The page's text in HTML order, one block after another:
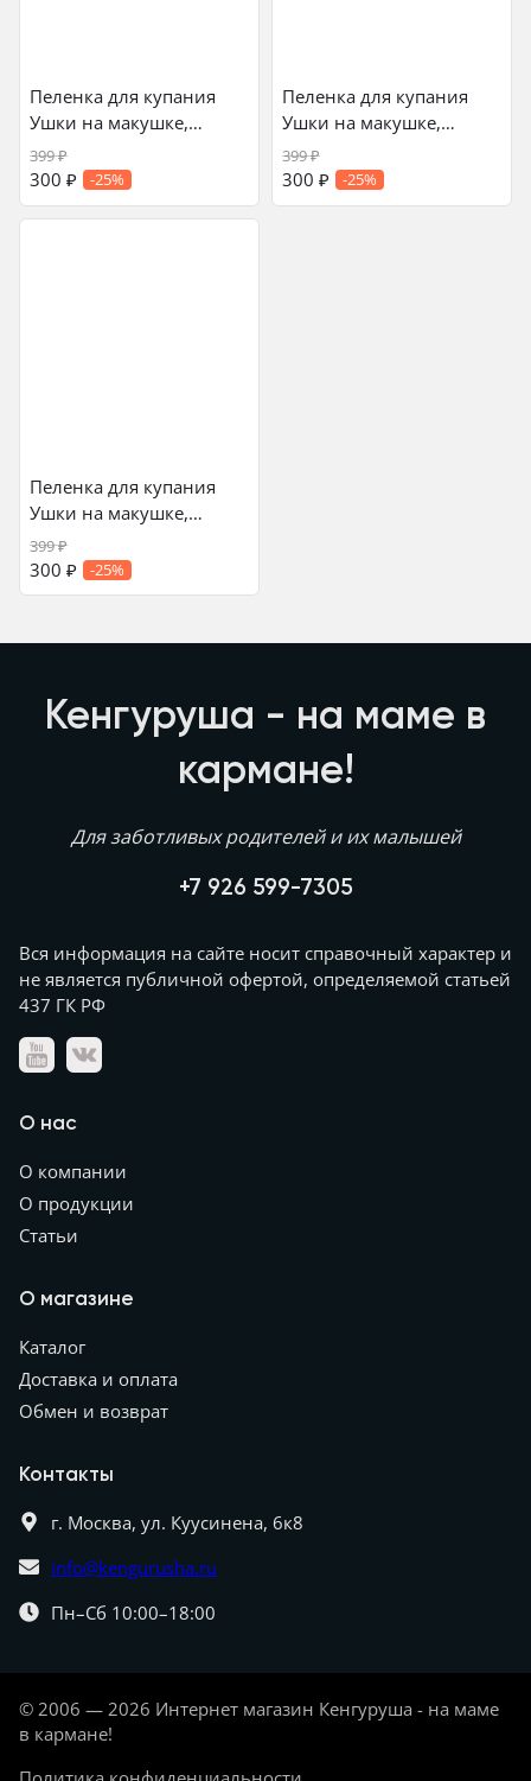
Пеленка для купания
Ушки на макушке,
пчелки на желтом
399₽
300 ₽ -25%
Пеленка для купания
Ушки на макушке,
слоники на голубом
399₽
300 ₽ -25%
Пеленка для купания
Ушки на макушке,
слоники на эркю
399₽
300 ₽ -25%
Кенгуруша - на маме в
кармане!
Для заботливых родителей и их малышей
+7 926 599-7305
Вся информация на сайте носит справочный характер и
не является публичной офертой, определяемой статьей
437 ГК РФ
О нас
О компании
О продукции
Статьи
О магазине
Каталог
Доставка и оплата
Обмен и возврат
Контакты
г. Москва, ул. Куусинена, 6к8
info@kengurusha.ru
Пн–Сб 10:00–18:00
© 2006 — 2026 Интернет магазин Кенгуруша - на маме
в кармане!